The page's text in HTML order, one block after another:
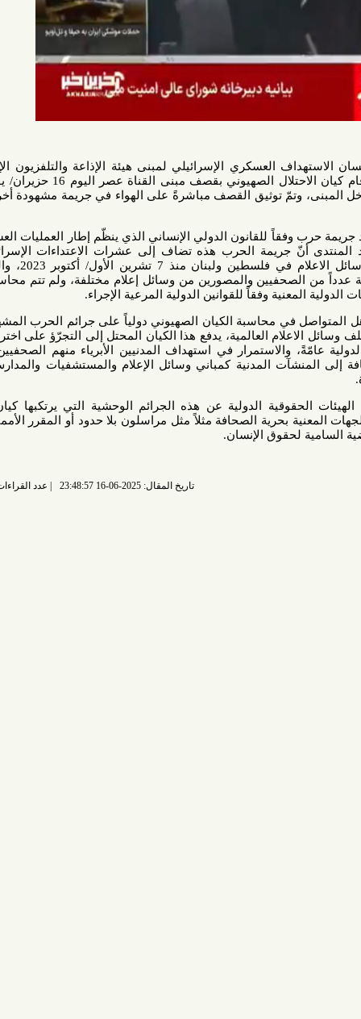
العسكري الإسرائيلي لمبنى هيئة الإذاعة والتلفزيون الإيراني في
العاصمة الإيرانية طهران، حيث قام كيان الاحتلال الصهيوني بقصف مبنى القناة عصر اليوم 16 حزيران/ يونيو 2025
وتمّ توثيق القصف مباشرةً على الهواء في جريمة مشهودة أخرى تضاف
للقانون الدولي الإنساني الذي ينظّم إطار العمليات العسكرية في
جريمة الحرب هذه تضاف إلى عشرات الاعتداءات الإسرائيلية على
الصحفيين والمصورين ومباني وسائل الاعلام في فلسطين ولبنان منذ 7 تشرين الأول/ أكتوبر 2023، والتي قتلت
والمصورين من وسائل إعلام مختلفة، ولم تتم محاسبة الكيان
وفقاً للقوانين الدولية المرعية الإجراء
في محاسبة الكيان الصهيوني دولياً على جرائم الحرب المشهودة التي
العالمية، يدفع هذا الكيان المحتل إلى التجرّؤ على اختراق قوانين
والاستمرار في استهداف المدنيين الأبرياء منهم الصحفيين والكوادر
المدنية كمباني وسائل الإعلام والمستشفيات والمدارس ومباني
الدولية عن هذه الجرائم الوحشية التي يرتكبها كيان الاحتلال
بحرية الصحافة مثلاً مثل مراسلون بلا حدود أو المقرر الأممي المعني
لحقوق الإنسان.
عدد القراءات: 1594 قراءة |